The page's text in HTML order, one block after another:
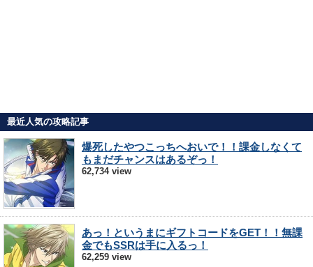
最近人気の攻略記事
爆死したやつこっちへおいで！！課金しなくて
もまだチャンスはあるぞっ！
62,734 view
あっ！というまにギフトコードをGET！！無課
金でもSSRは手に入るっ！
62,259 view